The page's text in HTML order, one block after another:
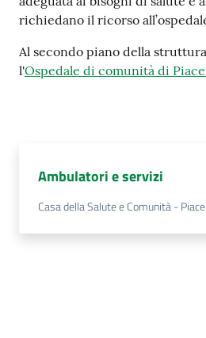
Imprese
ed Enti
richiedano il ricorso
Al secondo piano della
l'Ospedale di comunità di
Ambulatori e servizi
Casa della Salute e Comunità -